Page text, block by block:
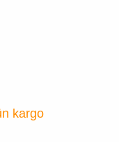
kargo